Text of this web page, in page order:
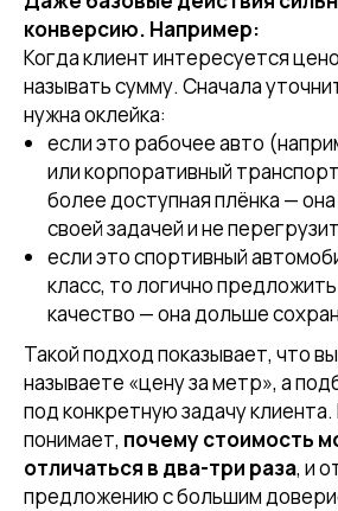
конверсию. Например:
Когда клиент интересуется
называть сумму. Сначала
нужна оклейка:
если это рабочее авто
или корпоративный
более доступная плёнка —
своей задачей и не
если это спортивный
класс, то логично
качество — она дольше
Такой подход показывает, что
называете «цену за метр», а
под конкретную задачу клиента.
понимает, почему стоимость
отличаться в два-три раза, и
предложению с большим